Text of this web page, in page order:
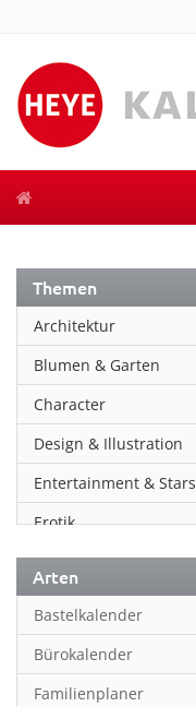
Themen
Architektur
Blumen & Garten
Character
Design & Illustration
Entertainment & Stars
Erotik
Essen & Trinken
Familienplaner
Fantasy
Film
Arten
Bastelkalender
Bürokalender
Familienplaner